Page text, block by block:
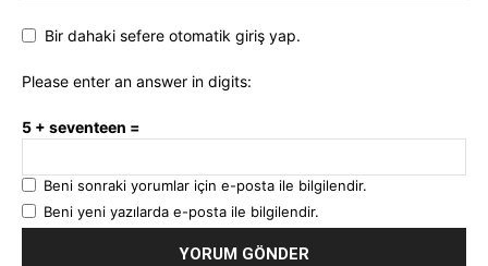
Bir dahaki sefere otomatik giriş yap.
Please enter an answer in digits:
5 + seventeen =
Beni sonraki yorumlar için e-posta ile bilgilendir.
Beni yeni yazılarda e-posta ile bilgilendir.